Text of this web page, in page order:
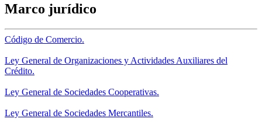
Marco jurídico
Código de Comercio.
Ley General de Organizaciones y Actividades Auxiliares del
Crédito.
Ley General de Sociedades Cooperativas.
Ley General de Sociedades Mercantiles.